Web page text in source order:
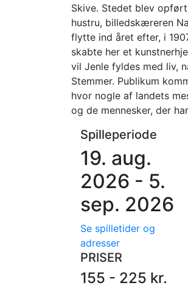
Skive. Stedet blev
hustru, billedskæreren
flytte ind året efter, i
skabte her et
vil Jenle fyldes med liv,
Stemmer. Publikum
hvor nogle af landets
og de mennesker, der
Spilleperiode
19. aug.
2026 - 5.
sep. 2026
Se spilletider og
adresser
PRISER
155 - 225 kr.